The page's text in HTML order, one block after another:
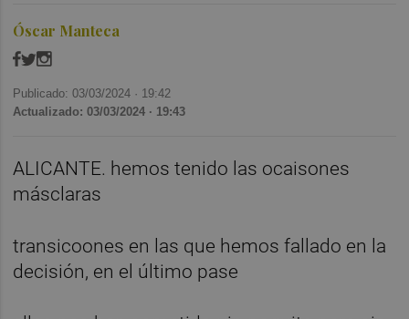
Óscar Manteca
Publicado: 03/03/2024 · 19:42
Actualizado: 03/03/2024 · 19:43
ALICANTE. hemos tenido las ocaisones
másclaras
transicoones en las que hemos fallado en la
decisión, en el último pase